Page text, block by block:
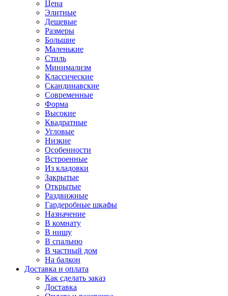
Цена
Элитные
Дешевые
Размеры
Большие
Маленькие
Стиль
Минимализм
Классические
Скандинавские
Современные
Форма
Высокие
Квадратные
Угловые
Низкие
Особенности
Встроенные
Из кладовки
Закрытые
Открытые
Раздвижные
Гардеробные шкафы
Назначение
В комнату
В нишу
В спальню
В частный дом
На балкон
Доставка и оплата
Как сделать заказ
Доставка